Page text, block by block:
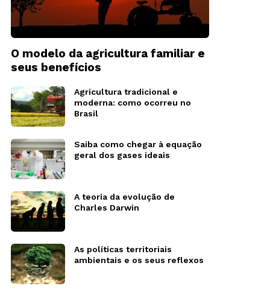
O modelo da agricultura familiar e
seus benefícios
Agricultura tradicional e
moderna: como ocorreu no
Brasil
Saiba como chegar à equação
geral dos gases ideais
A teoria da evolução de
Charles Darwin
As políticas territoriais
ambientais e os seus reflexos